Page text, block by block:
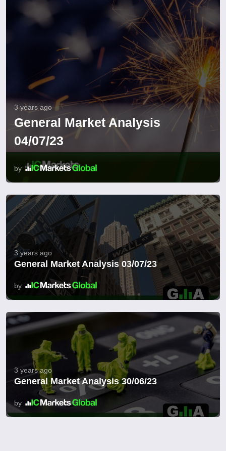
3 years ago
General Market Analysis
04/07/23
by
3 years ago
General Market Analysis 03/07/23
by
3 years ago
General Market Analysis 30/06/23
by